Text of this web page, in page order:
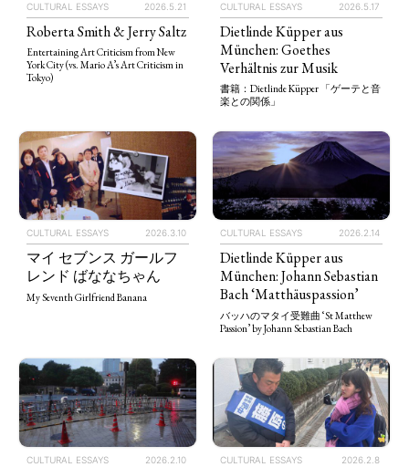
CULTURAL ESSAYS 2026.5.21
Roberta Smith & Jerry Saltz
Entertaining Art Criticism from New
York City (vs. Mario A’s Art Criticism in
Tokyo)
CULTURAL ESSAYS 2026.5.17
Dietlinde Küpper aus
München: Goethes
Verhältnis zur Musik
書籍：Dietlinde Küpper 「ゲーテと音
楽との関係」
CULTURAL ESSAYS 2026.3.10
マイ セブンス ガールフ
レンド ばななちゃん
My Seventh Girlfriend Banana
CULTURAL ESSAYS 2026.2.14
Dietlinde Küpper aus
München: Johann Sebastian
Bach ‘Matthäuspassion’
バッハのマタイ受難曲 ‘St Matthew
Passion’ by Johann Sebastian Bach
CULTURAL ESSAYS 2026.2.10 CULTURAL ESSAYS 2026.2.8